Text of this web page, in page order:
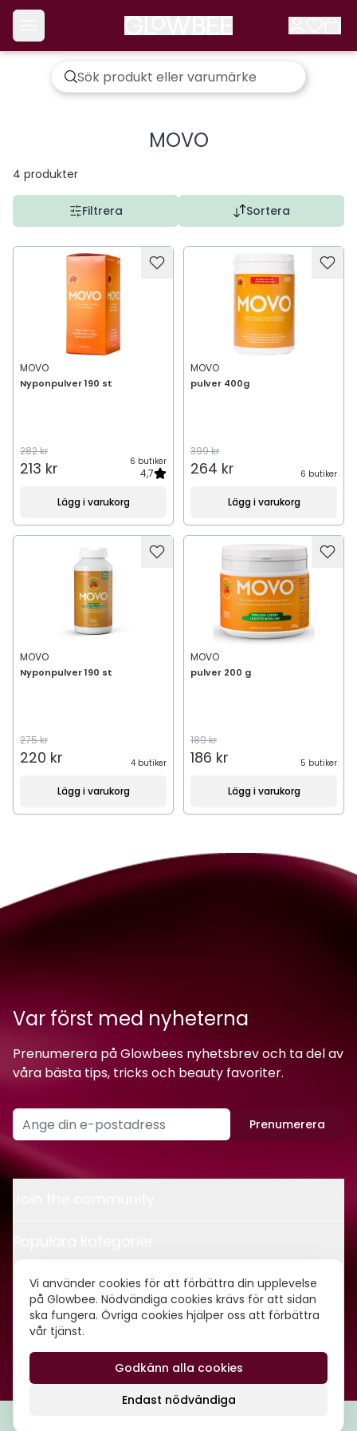
Vi använder cookies för att förbättra din upplevelse
på Glowbee. Nödvändiga cookies krävs för att sidan
ska fungera. Övriga cookies hjälper oss att förbättra
vår tjänst.
Endast nödvändiga
Godkänn alla cookies
MOVO
4 produkter
Filtrera Sortera
MOVO
Nyponpulver 190 st
282 kr
213 kr 6 butiker
4,7
Lägg i varukorg
MOVO
pulver 400g
399 kr
264 kr 6 butiker
Lägg i varukorg
MOVO
Nyponpulver 190 st
275 kr
220 kr 4 butiker
Lägg i varukorg
MOVO
pulver 200 g
189 kr
186 kr 5 butiker
Lägg i varukorg
Var först med nyheterna
Prenumerera på Glowbees nyhetsbrev och ta del av
våra bästa tips, tricks och beauty favoriter.
Prenumerera
Kontakt
Om oss
©2026Glowbee AB • Org.nr: 559540-5837